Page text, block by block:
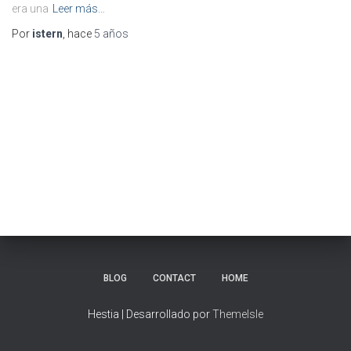
era una
Leer más…
Por istern , hace 5 años
BLOG CONTACT HOME
Hestia | Desarrollado porThemeIsle